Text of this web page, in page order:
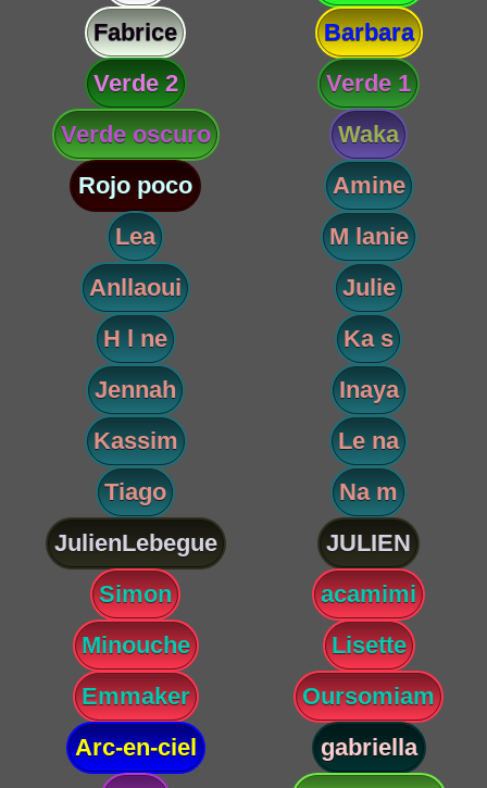
Fabrice
Barbara
Verde 2
Verde 1
Verde oscuro
Waka
Rojo poco
Amine
Lea
M lanie
Anllaoui
Julie
H l ne
Ka s
Jennah
Inaya
Kassim
Le na
Tiago
Na m
JulienLebegue
JULIEN
Simon
acamimi
Minouche
Lisette
Emmaker
Oursomiam
Arc-en-ciel
gabriella